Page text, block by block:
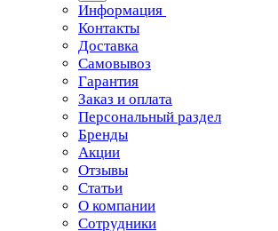
Информация
Контакты
Доставка
Самовывоз
Гарантия
Заказ и оплата
Персональный раздел
Бренды
Акции
Отзывы
Статьи
О компании
Сотрудники